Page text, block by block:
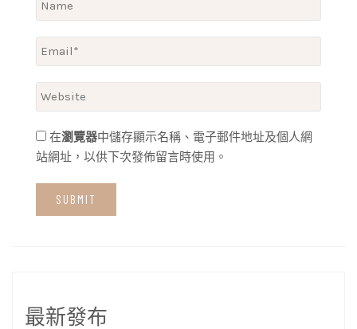
在瀏覽器中儲存顯示名稱、電子郵件地址及個人網
站網址，以供下次發佈留言時使用。
最新發布